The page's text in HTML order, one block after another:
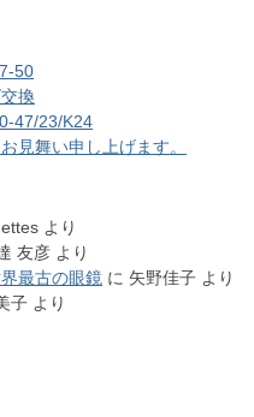
50
換
47/23/K24
見舞い申し上げます。
より
友彦 より
最古の眼鏡 に 矢野佳子 より
子 より